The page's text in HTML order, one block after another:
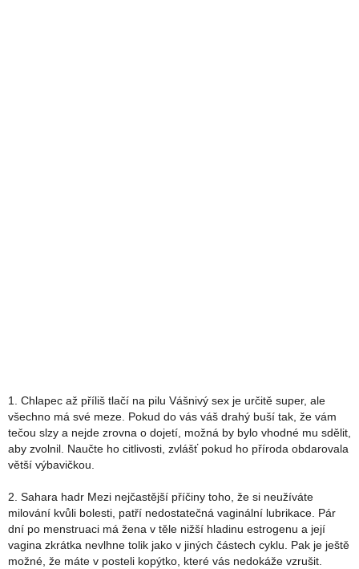
1. Chlapec až příliš tlačí na pilu Vášnivý sex je určitě super, ale
všechno má své meze. Pokud do vás váš drahý buší tak, že vám
tečou slzy a nejde zrovna o dojetí, možná by bylo vhodné mu sdělit,
aby zvolnil. Naučte ho citlivosti, zvlášť pokud ho příroda obdarovala
větší výbavičkou.
2. Sahara hadr Mezi nejčastější příčiny toho, že si neužíváte
milování kvůli bolesti, patří nedostatečná vaginální lubrikace. Pár
dní po menstruaci má žena v těle nižší hladinu estrogenu a její
vagina zkrátka nevlhne tolik jako v jiných částech cyklu. Pak je ještě
možné, že máte v posteli kopýtko, které vás nedokáže vzrušit.